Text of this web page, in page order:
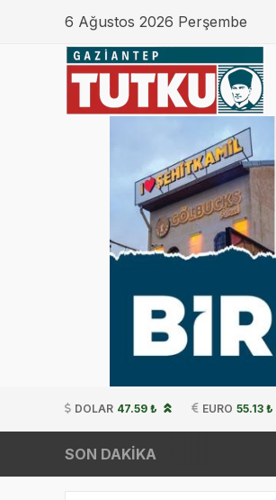
6 Ağustos 2026 Perşembe
DOLAR 47.59 ₺ EURO 55.13 ₺
SON DAKİKA